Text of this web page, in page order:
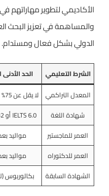
الأكاديمي لتطوير مهاراتهم
والمساهمة في تعزيز البحث
الدولي بشكل فعال ومستدام.
الشرط التعليمي الحد
المعدل التراكمي
لا يقل عن 75% أو (جيد جداً)
شهادة اللغة
IELTS 6.0 أو B2 الإيطالية
العمر للماجستير
مواليد بعد
العمر للدكتوراه
مواليد بعد
الشهادة السابقة
بكالوريوس